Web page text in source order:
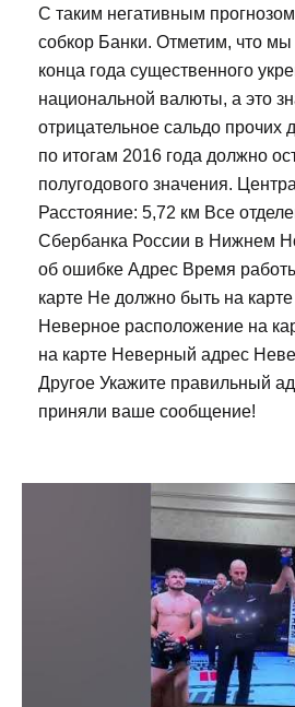
С таким негативным
собкор Банки. Отметим, что
конца года существенного
национальной валюты, а это
отрицательное сальдо прочих
по итогам 2016 года должно
полугодового значения.
Расстояние: 5,72 км Все
Сбербанка России в Нижнем
об ошибке Адрес Время
карте Не должно быть на
Неверное расположение на
на карте Неверный адрес
Другое Укажите правильный
приняли ваше сообщение!